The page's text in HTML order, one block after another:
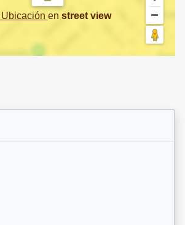
Ubicación en street view